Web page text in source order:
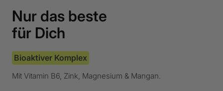
Nur das beste
für Dich
Bioaktiver Komplex
Mit Vitamin B6, Zink, Magnesium & Mangan.